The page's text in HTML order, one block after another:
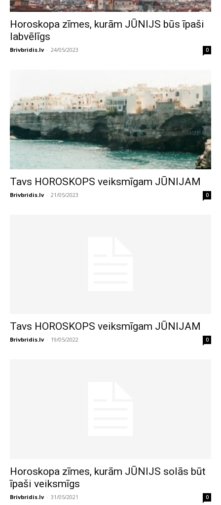
Horoskopa zīmes, kurām JŪNIJS būs īpaši
labvēlīgs
Brivbridis.lv - 24/05/2023 0
Tavs HOROSKOPS veiksmīgam JŪNIJAM
Brivbridis.lv - 21/05/2023 0
Tavs HOROSKOPS veiksmīgam JŪNIJAM
Brivbridis.lv - 19/05/2022 0
Horoskopa zīmes, kurām JŪNIJS solās būt
īpaši veiksmīgs
Brivbridis.lv - 31/05/2021 0